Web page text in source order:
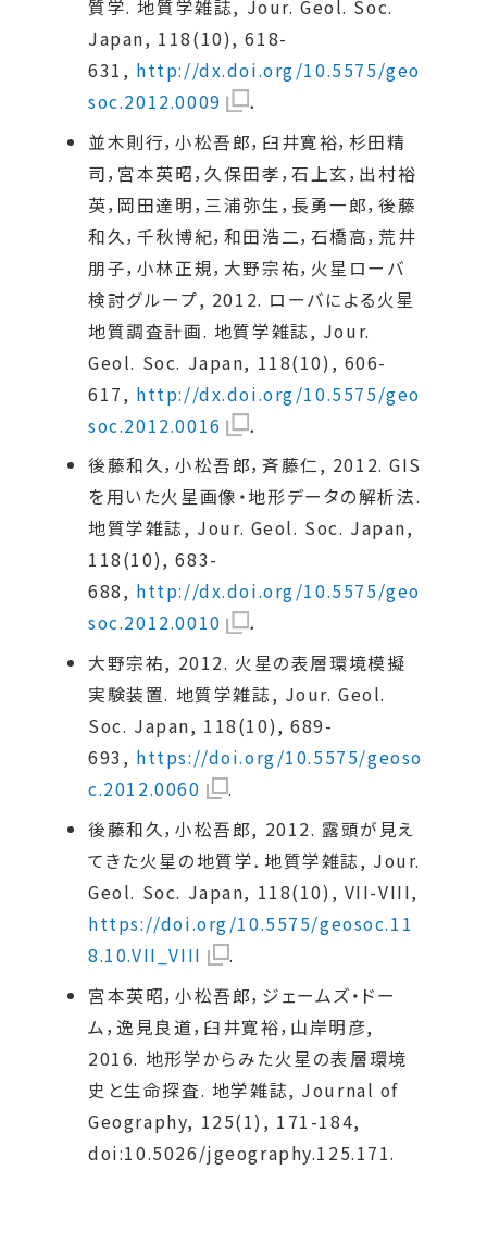
質学. 地質学雑誌, Jour. Geol. Soc.
Japan, 118(10), 618-
631, http://dx.doi.org/10.5575/geo
soc.2012.0009
．
並木則行，小松吾郎，臼井寛裕，杉田精
司，宮本英昭，久保田孝，石上玄，出村裕
英，岡田達明，三浦弥生，長勇一郎，後藤
和久，千秋博紀，和田浩二，石橋高，荒井
朋子，小林正規，大野宗祐，火星ローバ
検討グループ, 2012. ローバによる火星
地質調査計画. 地質学雑誌, Jour.
Geol. Soc. Japan, 118(10), 606-
617, http://dx.doi.org/10.5575/geo
soc.2012.0016
．
後藤和久，小松吾郎，斉藤仁, 2012. GIS
を用いた火星画像・地形データの解析法.
地質学雑誌, Jour. Geol. Soc. Japan,
118(10), 683-
688, http://dx.doi.org/10.5575/geo
soc.2012.0010
．
大野宗祐, 2012. 火星の表層環境模擬
実験装置. 地質学雑誌, Jour. Geol.
Soc. Japan, 118(10), 689-
693, https://doi.org/10.5575/geoso
c.2012.0060
.
後藤和久，小松吾郎, 2012. 露頭が見え
てきた火星の地質学．地質学雑誌, Jour.
Geol. Soc. Japan, 118(10), VII-VIII,
https://doi.org/10.5575/geosoc.11
8.10.VII_VIII
.
宮本英昭，小松吾郎，ジェームズ・ドー
ム，逸見良道，臼井寛裕，山岸明彦,
2016. 地形学からみた火星の表層環境
史と生命探査. 地学雑誌, Journal of
Geography, 125(1), 171-184,
doi:10.5026/jgeography.125.171.